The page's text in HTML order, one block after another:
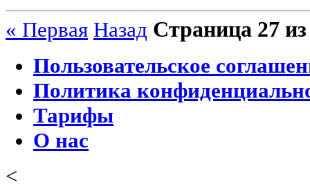
« Первая Назад Страница 27
Пользовательское
Политика
Тарифы
О нас
<